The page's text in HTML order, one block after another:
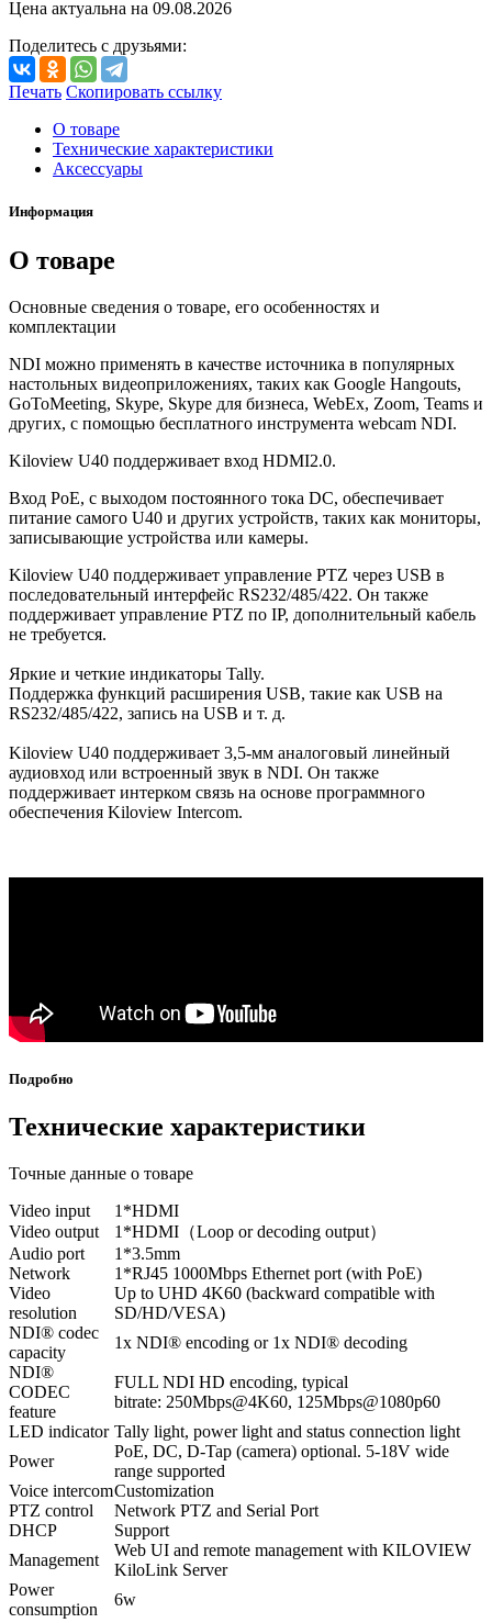
Цена актуальна на 09.08.2026
Поделитесь с друзьями:
Печать Скопировать ссылку
О товаре
Технические характеристики
Аксессуары
Информация
О товаре
Основные сведения о товаре, его особенностях и
комплектации
NDI можно применять в качестве источника в популярных
настольных видеоприложениях, таких как Google Hangouts,
GoToMeeting, Skype, Skype для бизнеса, WebEx, Zoom, Teams и
других, с помощью бесплатного инструмента webcam NDI.
Kiloview U40 поддерживает вход HDMI2.0.
Вход PoE, с выходом постоянного тока DC, обеспечивает
питание самого U40 и других устройств, таких как мониторы,
записывающие устройства или камеры.
Kiloview U40 поддерживает управление PTZ через USB в
последовательный интерфейс RS232/485/422. Он также
поддерживает управление PTZ по IP, дополнительный кабель
не требуется.
Яркие и четкие индикаторы Tally.
Поддержка функций расширения USB, такие как USB на
RS232/485/422, запись на USB и т. д.
Kiloview U40 поддерживает 3,5-мм аналоговый линейный
аудиовход или встроенный звук в NDI. Он также
поддерживает интерком связь на основе программного
обеспечения Kiloview Intercom.
Подробно
Технические характеристики
Точные данные о товаре
Video input
1*HDMI
Video output
1*HDMI（Loop or decoding output）
Audio port
1*3.5mm
Network
1*RJ45 1000Mbps Ethernet port (with PoE)
Video
resolution
Up to UHD 4K60 (backward compatible with
SD/HD/VESA)
NDI® codec
capacity
1x NDI® encoding or 1x NDI® decoding
NDI®
CODEC
feature
FULL NDI HD encoding, typical
bitrate: 250Mbps@4K60, 125Mbps@1080p60
LED indicator Tally light, power light and status connection light
Power
PoE, DC, D-Tap (camera) optional. 5-18V wide
range supported
Voice intercomCustomization
PTZ control
Network PTZ and Serial Port
DHCP
Support
Management
Web UI and remote management with KILOVIEW
KiloLink Server
Power
consumption
6w